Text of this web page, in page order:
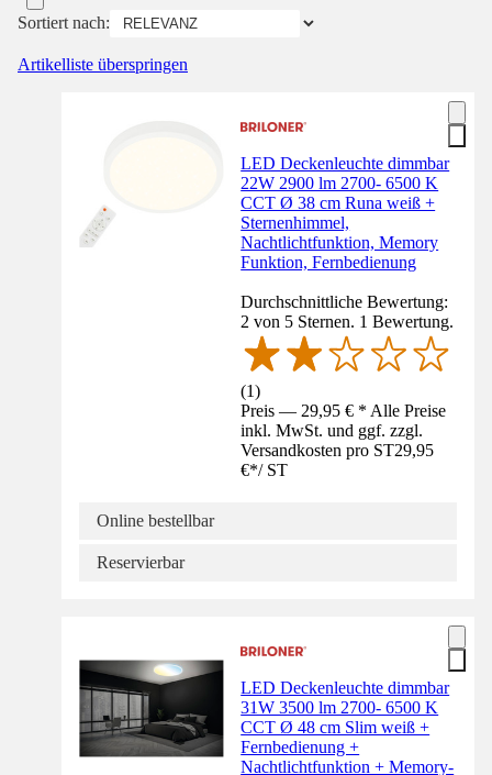
Sortiert nach:
Artikelliste überspringen
LED Deckenleuchte dimmbar
22W 2900 lm 2700- 6500 K
CCT Ø 38 cm Runa weiß +
Sternenhimmel,
Nachtlichtfunktion, Memory
Funktion, Fernbedienung
Durchschnittliche Bewertung:
2 von 5 Sternen. 1 Bewertung.
(1)
Preis — 29,95 € * Alle Preise
inkl. MwSt. und ggf. zzgl.
Versandkosten pro ST29,95
€*/ ST
Online bestellbar
Reservierbar
LED Deckenleuchte dimmbar
31W 3500 lm 2700- 6500 K
CCT Ø 48 cm Slim weiß +
Fernbedienung +
Nachtlichtfunktion + Memory-